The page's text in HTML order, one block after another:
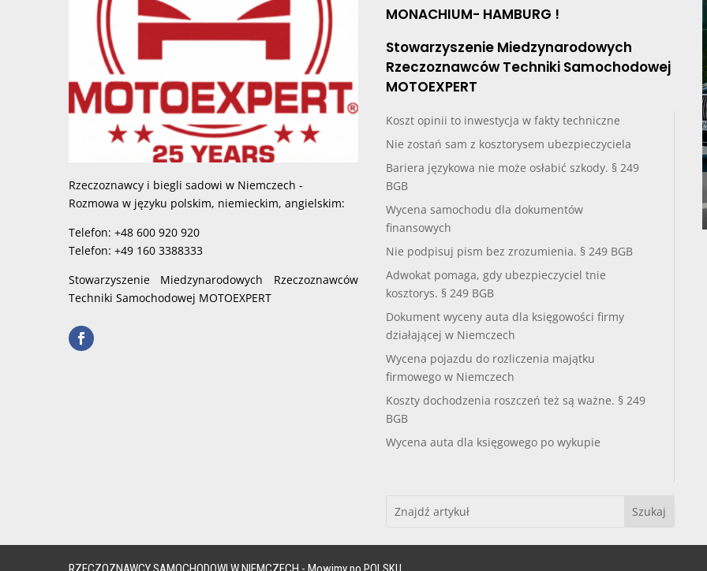
Rzeczoznawcy i biegli sadowi w Niemczech -
Rozmowa w języku polskim, niemieckim, angielskim:
Telefon: +48 600 920 920
Telefon: +49 160 3388333
Stowarzyszenie Miedzynarodowych Rzeczoznawców
Techniki Samochodowej MOTOEXPERT
MONACHIUM- HAMBURG !
Stowarzyszenie Miedzynarodowych
Rzeczoznawców Techniki Samochodowej
MOTOEXPERT
Koszt opinii to inwestycja w fakty techniczne
Nie zostań sam z kosztorysem ubezpieczyciela
Bariera językowa nie może osłabić szkody. § 249
BGB
Wycena samochodu dla dokumentów
finansowych
Nie podpisuj pism bez zrozumienia. § 249 BGB
Adwokat pomaga, gdy ubezpieczyciel tnie
kosztorys. § 249 BGB
Dokument wyceny auta dla księgowości firmy
działającej w Niemczech
Wycena pojazdu do rozliczenia majątku
firmowego w Niemczech
Koszty dochodzenia roszczeń też są ważne. § 249
BGB
Wycena auta dla księgowego po wykupie